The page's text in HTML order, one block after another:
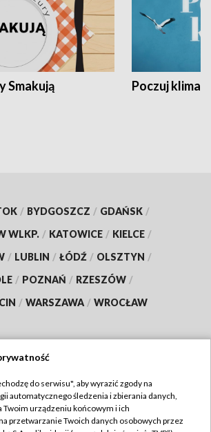
Smakują Poczuj klimat
/ BYDGOSZCZ / GDAŃSK /
WLKP. / KATOWICE / KIELCE /
/ LUBLIN / ŁÓDŹ / OLSZTYN /
/ POZNAŃ / RZESZÓW /
/ WARSZAWA / WROCŁAW
TVP
Regulamin TVP
do serwisu", aby wyrazić zgody na
automatycznego śledzenia i zbierania danych,
Twoim urządzeniu końcowym i ich
przetwarzanie Twoich danych osobowych przez